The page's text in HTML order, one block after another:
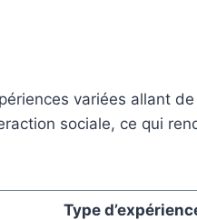
variées allant
sociale, ce qui
Type